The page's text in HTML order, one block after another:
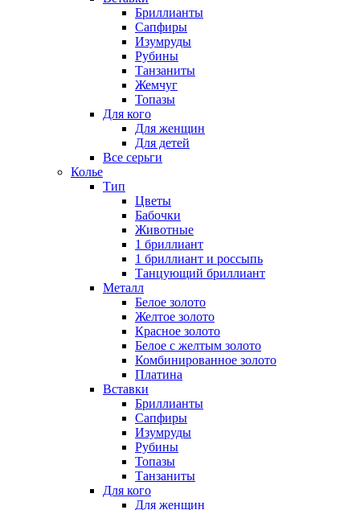
Бриллианты
Сапфиры
Изумруды
Рубины
Танзаниты
Жемчуг
Топазы
Для кого
Для женщин
Для детей
Все серьги
Колье
Тип
Цветы
Бабочки
Животные
1 бриллиант
1 бриллиант и россыпь
Танцующий бриллиант
Металл
Белое золото
Желтое золото
Красное золото
Белое с желтым золото
Комбинированное золото
Платина
Вставки
Бриллианты
Сапфиры
Изумруды
Рубины
Топазы
Танзаниты
Для кого
Для женщин